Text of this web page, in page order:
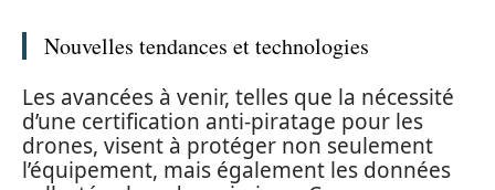
Nouvelles tendances et technologies
Les avancées à venir, telles que la nécessité
d’une certification anti-piratage pour les
drones, visent à protéger non seulement
l’équipement, mais également les données